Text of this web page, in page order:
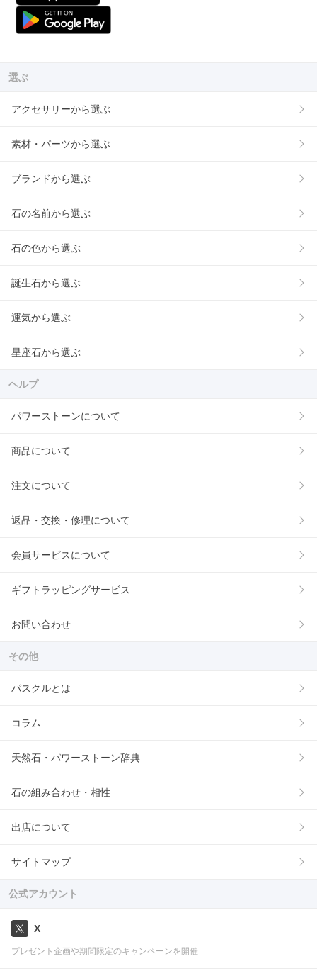
選ぶ
アクセサリーから選ぶ
素材・パーツから選ぶ
ブランドから選ぶ
石の名前から選ぶ
石の色から選ぶ
誕生石から選ぶ
運気から選ぶ
星座石から選ぶ
ヘルプ
パワーストーンについて
商品について
注文について
返品・交換・修理について
会員サービスについて
ギフトラッピングサービス
お問い合わせ
その他
パスクルとは
コラム
天然石・パワーストーン辞典
石の組み合わせ・相性
出店について
サイトマップ
公式アカウント
X
プレゼント企画や期間限定のキャンペーンを開催